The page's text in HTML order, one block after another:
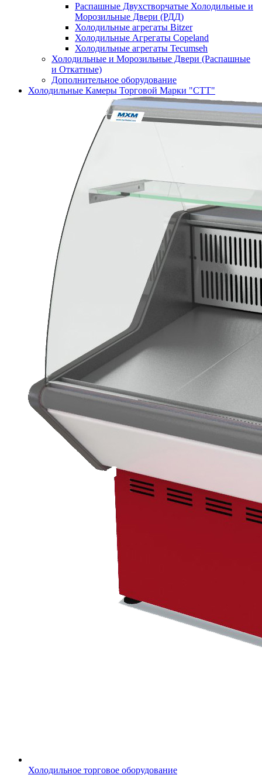
Распашные Двухстворчатые Холодильные и
Морозильные Двери (РДД)
Холодильные агрегаты Bitzer
Холодильные Агрегаты Copeland
Холодильные агрегаты Tecumseh
Холодильные и Морозильные Двери (Распашные
и Откатные)
Дополнительное оборудование
Холодильные Камеры Торговой Марки "СТТ"
Холодильное торговое оборудование